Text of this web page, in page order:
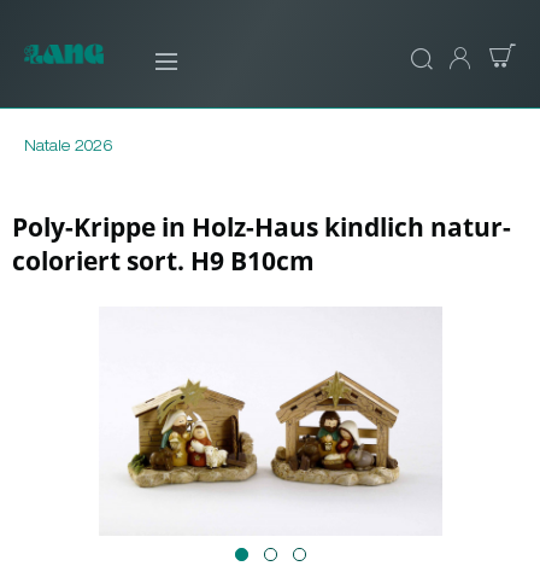
Natale 2026
Poly-Krippe in Holz-Haus kindlich natur-
coloriert sort. H9 B10cm